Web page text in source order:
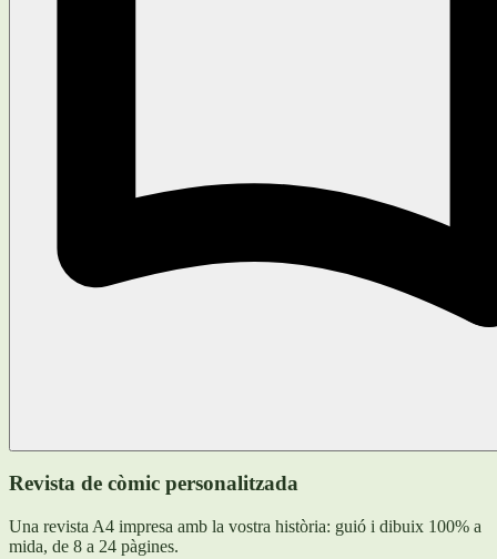
Revista de còmic personalitzada
Una revista A4 impresa amb la vostra història: guió i dibuix 100% a
mida, de 8 a 24 pàgines.